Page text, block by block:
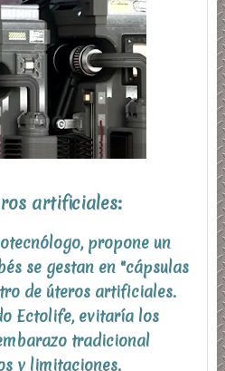
artificiales:
propone un
se gestan en "cápsulas
de úteros artificiales.
Ectolife, evitaría los
tradicional
y limitaciones.